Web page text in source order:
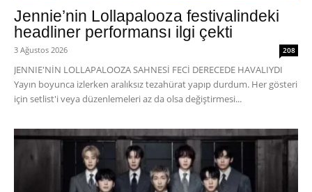
Jennie’nin Lollapalooza festivalindeki
headliner performansı ilgi çekti
3 Ağustos 2026 208
JENNIE'NİN LOLLAPALOOZA SAHNESİ FECİ DERECEDE HAVALIYDI
Yayın boyunca izlerken aralıksız tezahürat yapıp durdum. Her gösteri
için setlist'i veya düzenlemeleri az da olsa değiştirmesi...